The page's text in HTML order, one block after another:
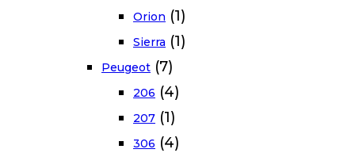
Orion (1)
Sierra (1)
Peugeot (7)
206 (4)
207 (1)
306 (4)